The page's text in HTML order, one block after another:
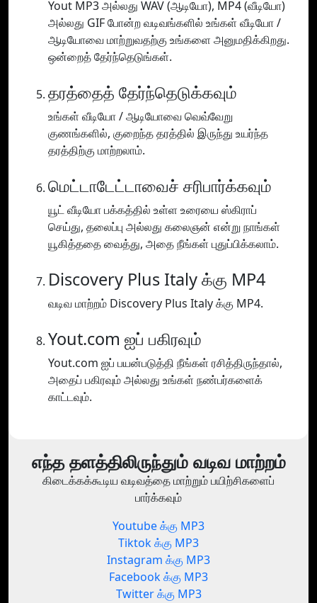
Yout MP3 அல்லது WAV (ஆடியோ), MP4 (வீடியோ)
அல்லது GIF போன்ற வடிவங்களில் உங்கள் வீடியோ /
ஆடியோவை மாற்றுவதற்கு உங்களை அனுமதிக்கிறது.
ஒன்றைத் தேர்ந்தெடுங்கள்.
தரத்தைத் தேர்ந்தெடுக்கவும்
உங்கள் வீடியோ / ஆடியோவை வெவ்வேறு
குணங்களில், குறைந்த தரத்தில் இருந்து உயர்ந்த
தரத்திற்கு மாற்றலாம்.
மெட்டாடேட்டாவைச் சரிபார்க்கவும்
யூட் வீடியோ பக்கத்தில் உள்ள உரையை ஸ்கிராப்
செய்து, தலைப்பு அல்லது கலைஞன் என்று நாங்கள்
யூகித்ததை வைத்து, அதை நீங்கள் புதுப்பிக்கலாம்.
Discovery Plus Italy க்கு MP4
வடிவ மாற்றம் Discovery Plus Italy க்கு MP4.
Yout.com ஐப் பகிரவும்
Yout.com ஐப் பயன்படுத்தி நீங்கள் ரசித்திருந்தால்,
அதைப் பகிரவும் அல்லது உங்கள் நண்பர்களைக்
காட்டவும்.
எந்த தளத்திலிருந்தும் வடிவ மாற்றம்
கிடைக்கக்கூடிய வடிவத்தை மாற்றும் பயிற்சிகளைப்
பார்க்கவும்
Youtube க்கு MP3
Tiktok க்கு MP3
Instagram க்கு MP3
Facebook க்கு MP3
Twitter க்கு MP3